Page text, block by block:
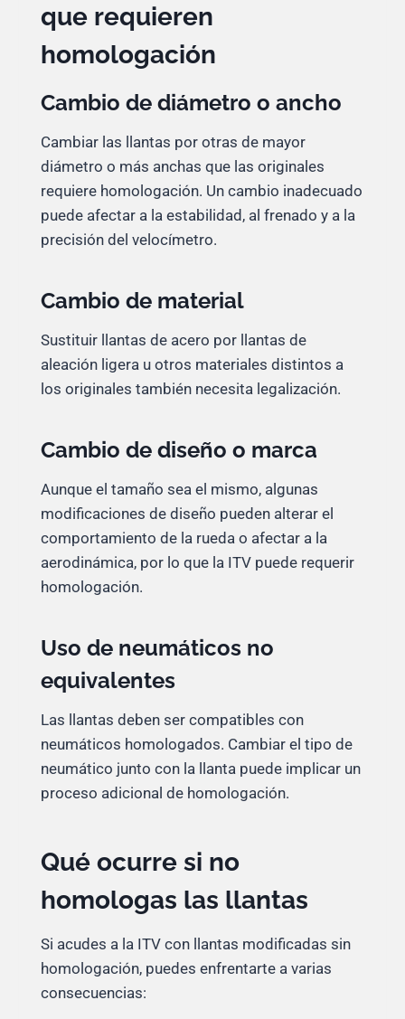
que requieren
homologación
Cambio de diámetro o ancho
Cambiar las llantas por otras de mayor
diámetro o más anchas que las originales
requiere homologación. Un cambio inadecuado
puede afectar a la estabilidad, al frenado y a la
precisión del velocímetro.
Cambio de material
Sustituir llantas de acero por llantas de
aleación ligera u otros materiales distintos a
los originales también necesita legalización.
Cambio de diseño o marca
Aunque el tamaño sea el mismo, algunas
modificaciones de diseño pueden alterar el
comportamiento de la rueda o afectar a la
aerodinámica, por lo que la ITV puede requerir
homologación.
Uso de neumáticos no
equivalentes
Las llantas deben ser compatibles con
neumáticos homologados. Cambiar el tipo de
neumático junto con la llanta puede implicar un
proceso adicional de homologación.
Qué ocurre si no
homologas las llantas
Si acudes a la ITV con llantas modificadas sin
homologación, puedes enfrentarte a varias
consecuencias: